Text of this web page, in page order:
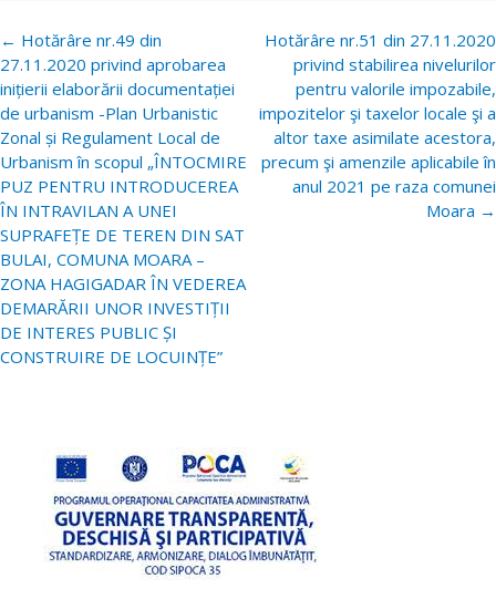
Navigare
postări
← Hotărâre nr.49 din
27.11.2020 privind aprobarea
inițierii elaborării documentației
de urbanism -Plan Urbanistic
Zonal și Regulament Local de
Urbanism în scopul „ÎNTOCMIRE
PUZ PENTRU INTRODUCEREA
ÎN INTRAVILAN A UNEI
SUPRAFEȚE DE TEREN DIN SAT
BULAI, COMUNA MOARA –
ZONA HAGIGADAR ÎN VEDEREA
DEMARĂRII UNOR INVESTIȚII
DE INTERES PUBLIC ȘI
CONSTRUIRE DE LOCUINȚE”
Hotărâre nr.51 din 27.11.2020
privind stabilirea nivelurilor
pentru valorile impozabile,
impozitelor şi taxelor locale şi a
altor taxe asimilate acestora,
precum şi amenzile aplicabile în
anul 2021 pe raza comunei
Moara →